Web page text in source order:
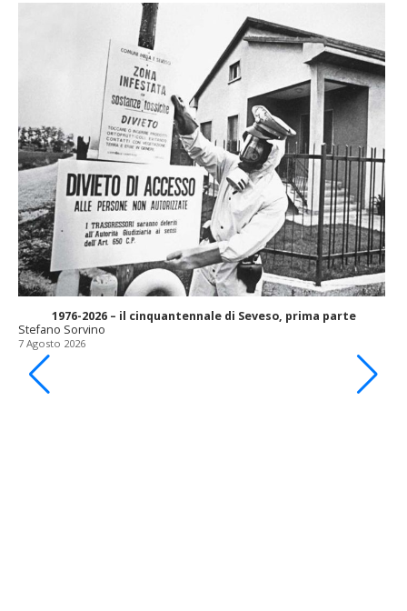
1976-2026 – il cinquantennale di Seveso, prima parte
Stefano Sorvino
7 Agosto 2026